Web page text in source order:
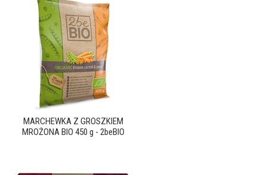
MARCHEWKA Z GROSZKIEM
MROŻONA BIO 450 g - 2beBIO